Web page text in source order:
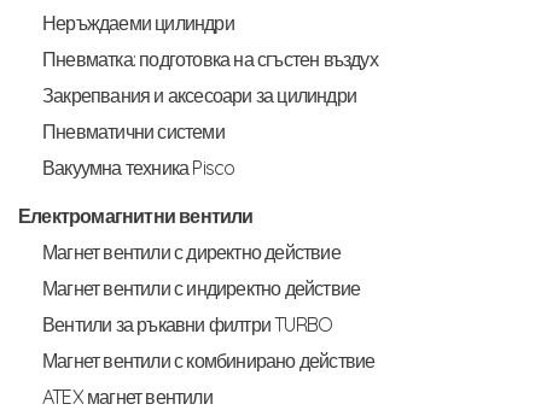
Неръждаеми цилиндри
Пневматка: подготовка на сгъстен въздух
Закрепвания и аксесоари за цилиндри
Пневматични системи
Вакуумна техника Pisco
Електромагнитни вентили
Магнет вентили с директно действие
Магнет вентили с индиректно действие
Вентили за ръкавни филтри TURBO
Магнет вентили с комбинирано действие
ATEX магнет вентили